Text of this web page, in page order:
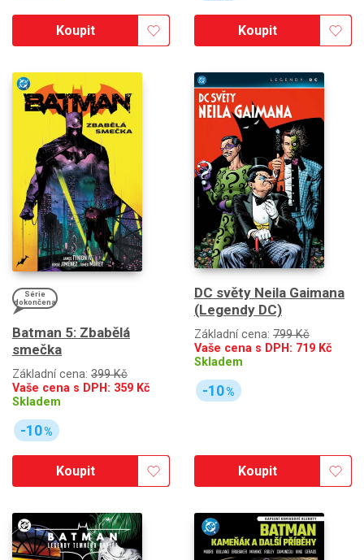
Koupit Koupit
Série
dokončena
Batman 5: Zbabělá
smečka
Základní cena: 399 Kč
Vaše cena s DPH: 359 Kč
Skladem
-10%
Koupit
DC světy Neila Gaimana
(Legendy DC)
Základní cena: 799 Kč
Vaše cena s DPH: 719 Kč
Skladem
-10%
Koupit